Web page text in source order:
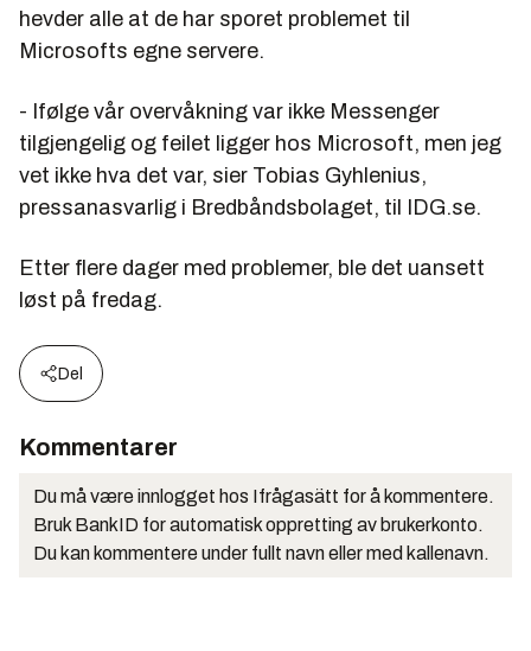
hevder alle at de har sporet problemet til
Microsofts egne servere.
- Ifølge vår overvåkning var ikke Messenger
tilgjengelig og feilet ligger hos Microsoft, men jeg
vet ikke hva det var, sier Tobias Gyhlenius,
pressanasvarlig i Bredbåndsbolaget, til IDG.se.
Etter flere dager med problemer, ble det uansett
løst på fredag.
Del
Kommentarer
Du må være innlogget hos Ifrågasätt for å kommentere.
Bruk BankID for automatisk oppretting av brukerkonto.
Du kan kommentere under fullt navn eller med kallenavn.